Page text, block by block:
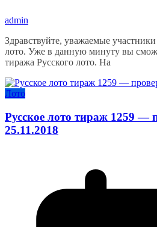
admin
Здравствуйте, уважаемые
лото. Уже в данную минуту вы
тиража Русского лото. На
Лото
Русское лото тираж 1259 —
25.11.2018